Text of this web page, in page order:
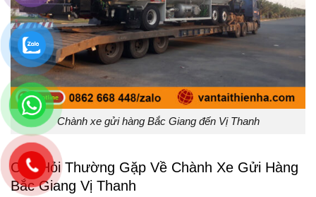
Chành xe gửi hàng Bắc Giang đến Vị Thanh
Câu Hỏi Thường Gặp Về Chành Xe Gửi Hàng
Bắc Giang Vị Thanh